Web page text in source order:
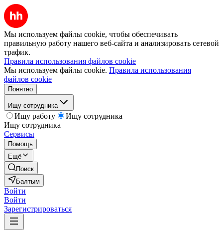
Мы используем файлы cookie, чтобы обеспечивать
правильную работу нашего веб-сайта и анализировать сетевой
трафик.
Правила использования файлов cookie
Мы используем файлы cookie. Правила использования
файлов cookie
Понятно
Ищу сотрудника
Ищу работу
Ищу сотрудника
Ищу сотрудника
Сервисы
Помощь
Ещё
Поиск
Балтым
Войти
Войти
Зарегистрироваться